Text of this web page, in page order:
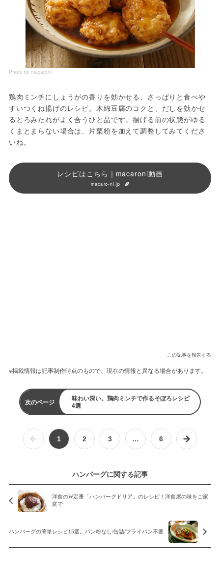
Photo by macaroni
鶏肉ミンチにしょうがの香りを効かせる、さっぱりと食べや
すいつくね揚げのレシピ。木綿豆腐のコクと、だしを効かせ
るとろみたれがよく合うひと品です。揚げる前の状態がゆる
くまとまらない場合は、片栗粉を加えて調整してみてくださ
いね。
レシピはこちら｜macaroni動画
macaro-ni.jp
この記事を報告する
※掲載情報は記事制作時点のもので、現在の情報と異なる場合があります。
次のページ
味わい深い。鶏肉ミンチで作るそぼろレシピ
4選
1 2 3 … 6
ハンバーグに関する記事
洋食のW定番「ハンバーグドリア」のレシピ！洋食屋の味をご家
庭で
ハンバーグの簡単レシピ15選。パン粉なし/缶詰/フライパン不要